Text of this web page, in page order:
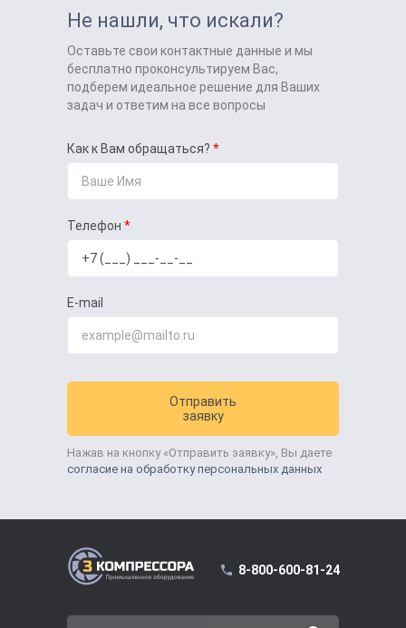
Не нашли, что искали?
Оставьте свои контактные данные и мы
бесплатно проконсультируем Вас,
подберем идеальное решение для Ваших
задач и ответим на все вопросы
Как к Вам обращаться?
Телефон
E-mail
Отправить
заявку
Нажав на кнопку «Отправить заявку», Вы даете
согласие на обработку персональных данных
8-800-600-81-24